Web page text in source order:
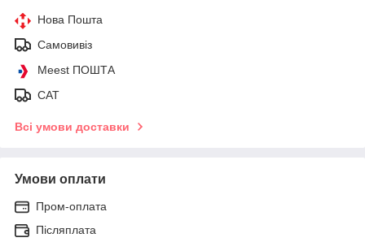
Нова Пошта
Самовивіз
Meest ПОШТА
САТ
Всі умови доставки
Умови оплати
Пром-оплата
Післяплата